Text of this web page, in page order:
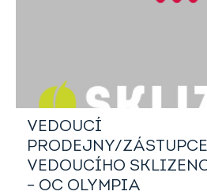
VEDOUCÍ
PRODEJNY/ZÁSTUPCE
VEDOUCÍHO
– OC OLYMPIA